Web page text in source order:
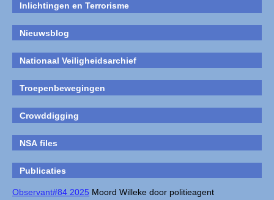
Inlichtingen en Terrorisme
Nieuwsblog
Nationaal Veiligheidsarchief
Troepenbewegingen
Crowddigging
NSA files
Publicaties
Observant#84 2025 Moord Willeke door politieagent